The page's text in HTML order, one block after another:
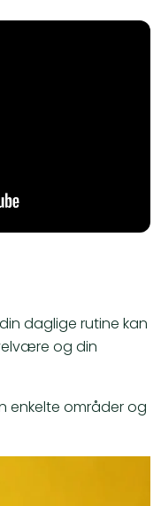
daglige rutine kan
og din
enkelte områder og